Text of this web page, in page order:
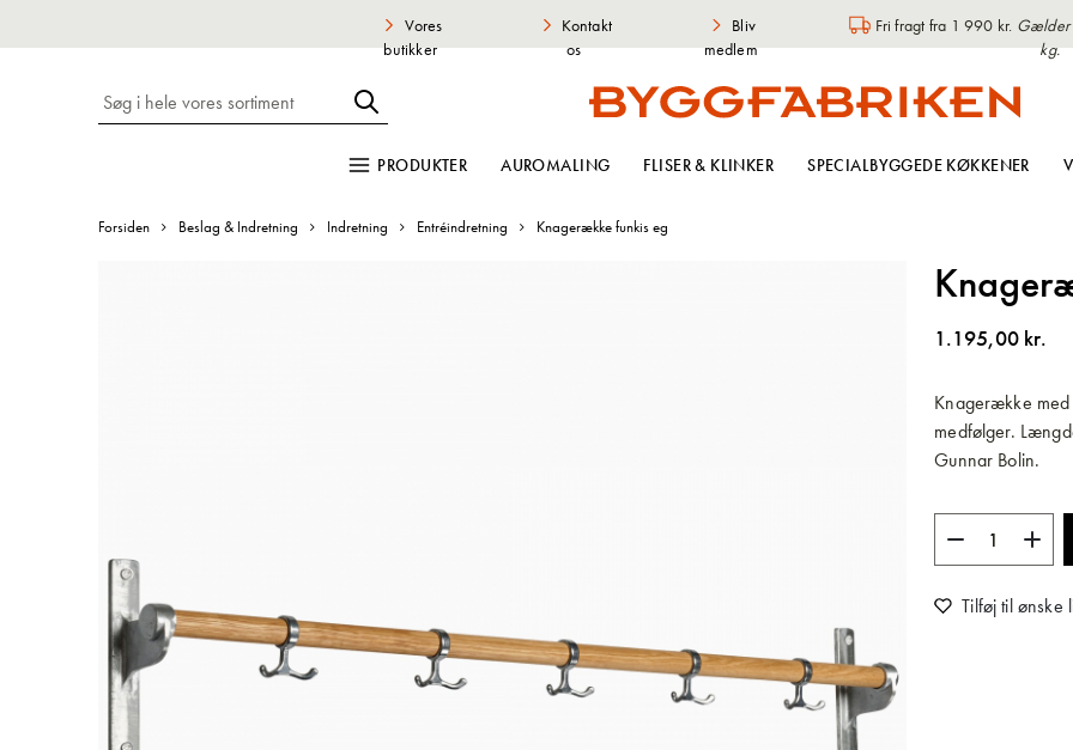
Vores
butikker
Kontakt
os
Bliv
medlem
Fri fragt fra 1 990 kr. Gælder
kg.
PRODUKTER AUROMALING FLISER & KLINKER SPECIALBYGGEDE KØKKENER
Forsiden Beslag & Indretning Indretning Entréindretning Knagerække funkis eg
1.195,00 kr.
Knagerække
medfølger.
Gunnar Bolin.
Tilføj til ønske